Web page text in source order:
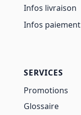
Infos livraison
Infos paiement
SERVICES
Promotions
Glossaire